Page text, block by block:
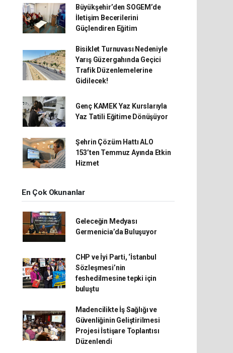
Büyükşehir’den SOGEM’de
İletişim Becerilerini
Güçlendiren Eğitim
Bisiklet Turnuvası Nedeniyle
Yarış Güzergahında Geçici
Trafik Düzenlemelerine
Gidilecek!
Genç KAMEK Yaz Kurslarıyla
Yaz Tatili Eğitime Dönüşüyor
Şehrin Çözüm Hattı ALO
153’ten Temmuz Ayında Etkin
Hizmet
En Çok Okunanlar
Geleceğin Medyası
Germenicia’da Buluşuyor
CHP ve İyi Parti, ‘İstanbul
Sözleşmesi’nin
feshedilmesine tepki için
buluştu
Madencilikte İş Sağlığı ve
Güvenliğinin Geliştirilmesi
Projesi İstişare Toplantısı
Düzenlendi